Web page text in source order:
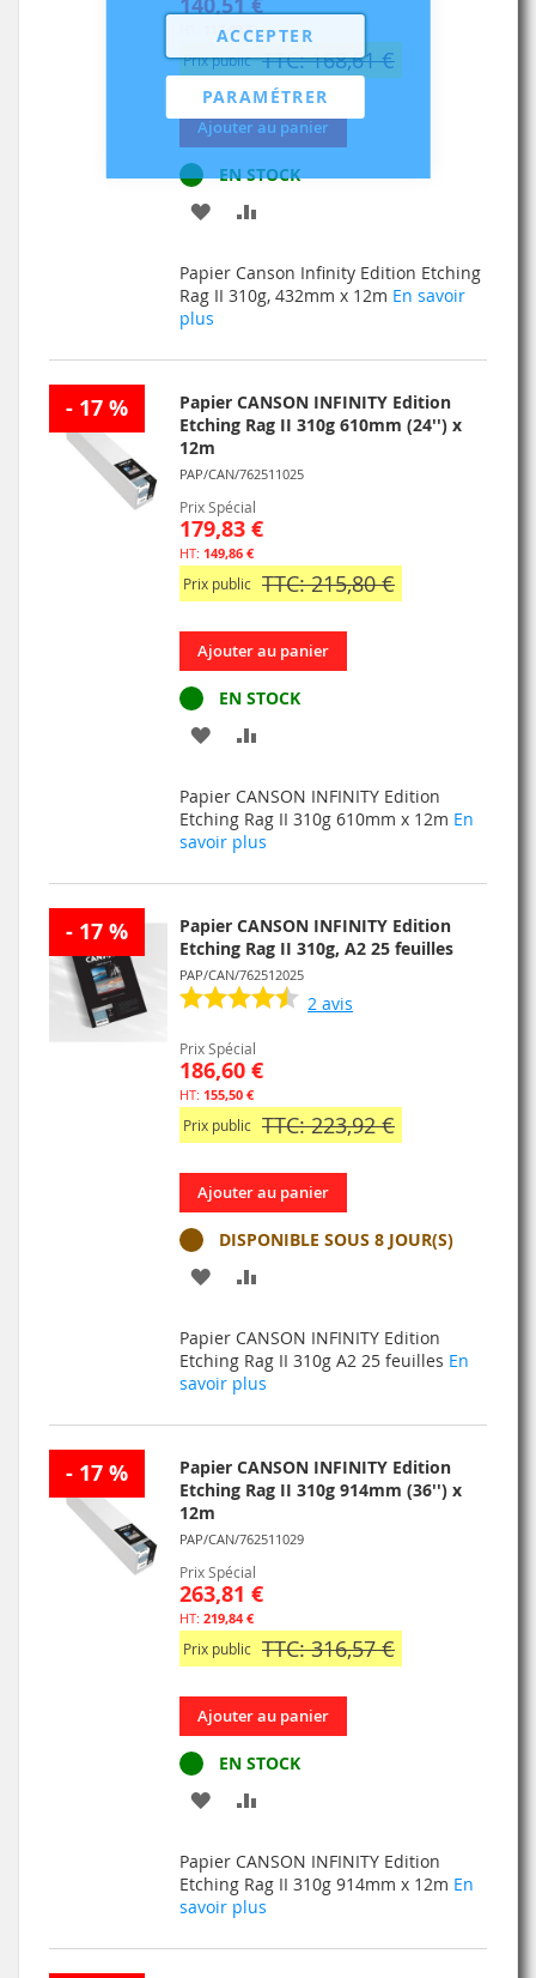
ACCEPTER
PARAMÉTRER
117,09 €
Prix public TTC: 168,61 €
Ajouter au panier
EN STOCK
AJOUTER
MA
COMPARATEUR
Papier Canson Infinity Edition Etching
Rag II 310g, 432mm x 12m En savoir
plus
- 17 %
Papier CANSON INFINITY Edition
Etching Rag II 310g 610mm (24'') x
12m
PAP/CAN/762511025
Prix Spécial
179,83 €
149,86 €
Prix public TTC: 215,80 €
Ajouter au panier
EN STOCK
AJOUTER
MA
LISTE
COMPARATEUR
Papier CANSON INFINITY Edition
Etching Rag II 310g 610mm x 12m En
savoir plus
- 17 %
Papier CANSON INFINITY Edition
Etching Rag II 310g, A2 25 feuilles
PAP/CAN/762512025
2 avis
Prix Spécial
186,60 €
155,50 €
Prix public TTC: 223,92 €
Ajouter au panier
DISPONIBLE SOUS 8 JOUR(S)
AJOUTER
MA
LISTE
COMPARATEUR
Papier CANSON INFINITY Edition
Etching Rag II 310g A2 25 feuilles En
savoir plus
- 17 %
Papier CANSON INFINITY Edition
Etching Rag II 310g 914mm (36'') x
12m
PAP/CAN/762511029
Prix Spécial
263,81 €
219,84 €
Prix public TTC: 316,57 €
Ajouter au panier
EN STOCK
AJOUTER
MA
LISTE
COMPARATEUR
Papier CANSON INFINITY Edition
Etching Rag II 310g 914mm x 12m En
savoir plus